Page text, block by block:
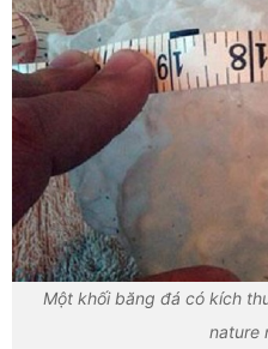
Một khối băng đá có kích
nature